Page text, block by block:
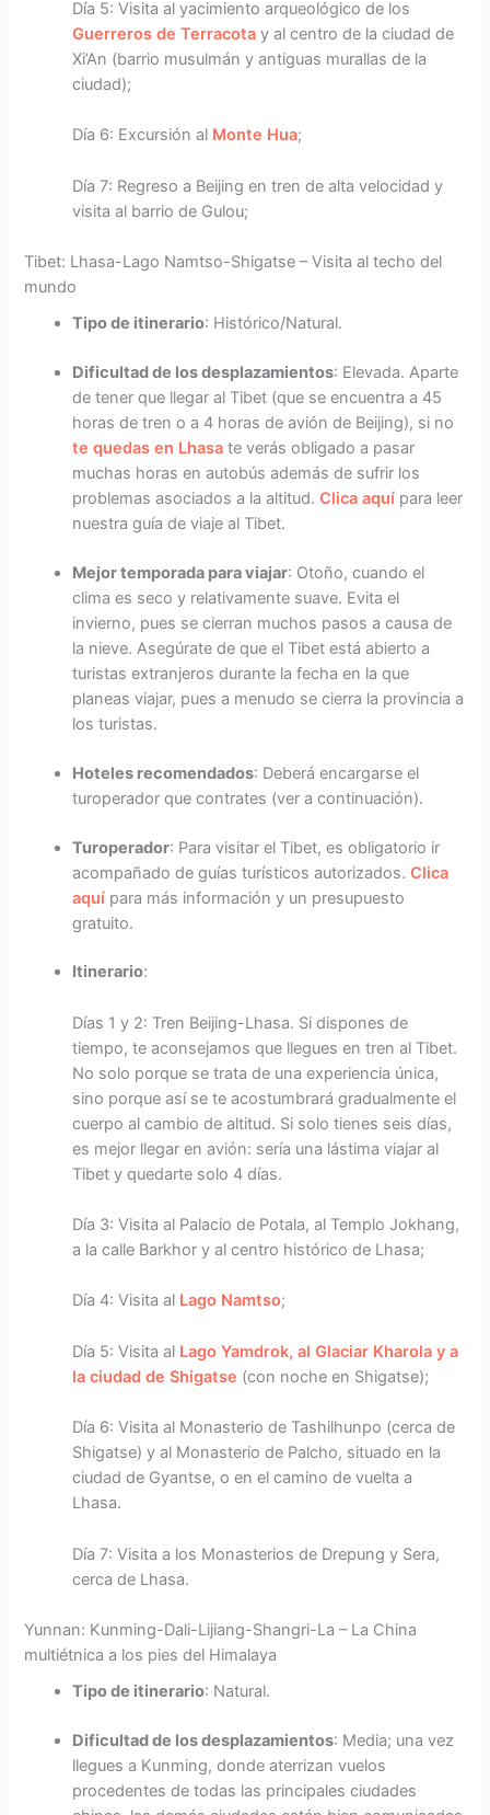
Día 5: Visita al yacimiento arqueológico de los
Guerreros de Terracota y al centro de la ciudad de
Xi’An (barrio musulmán y antiguas murallas de la
ciudad);
Día 6: Excursión al Monte Hua;
Día 7: Regreso a Beijing en tren de alta velocidad y
visita al barrio de Gulou;
Tibet: Lhasa-Lago Namtso-Shigatse – Visita al techo del
mundo
Tipo de itinerario: Histórico/Natural.
Dificultad de los desplazamientos: Elevada. Aparte
de tener que llegar al Tibet (que se encuentra a 45
horas de tren o a 4 horas de avión de Beijing), si no
te quedas en Lhasa te verás obligado a pasar
muchas horas en autobús además de sufrir los
problemas asociados a la altitud.Clica aquí para leer
nuestra guía de viaje al Tibet.
Mejor temporada para viajar: Otoño, cuando el
clima es seco y relativamente suave. Evita el
invierno, pues se cierran muchos pasos a causa de
la nieve. Asegúrate de que el Tibet está abierto a
turistas extranjeros durante la fecha en la que
planeas viajar, pues a menudo se cierra la provincia a
los turistas.
Hoteles recomendados: Deberá encargarse el
turoperador que contrates (ver a continuación).
Turoperador: Para visitar el Tibet, es obligatorio ir
acompañado de guías turísticos autorizados.Clica
aquí para más información y un presupuesto
gratuito.
Itinerario:
Días 1 y 2: Tren Beijing-Lhasa. Si dispones de
tiempo, te aconsejamos que llegues en tren al Tibet.
No solo porque se trata de una experiencia única,
sino porque así se te acostumbrará gradualmente el
cuerpo al cambio de altitud. Si solo tienes seis días,
es mejor llegar en avión: sería una lástima viajar al
Tibet y quedarte solo 4 días.
Día 3: Visita al Palacio de Potala, al Templo Jokhang,
a la calle Barkhor y al centro histórico de Lhasa;
Día 4: Visita al Lago Namtso;
Día 5: Visita al Lago Yamdrok, al Glaciar Kharola y a
la ciudad de Shigatse (con noche en Shigatse);
Día 6: Visita al Monasterio de Tashilhunpo (cerca de
Shigatse) y al Monasterio de Palcho, situado en la
ciudad de Gyantse, o en el camino de vuelta a
Lhasa.
Día 7: Visita a los Monasterios de Drepung y Sera,
cerca de Lhasa.
Yunnan: Kunming-Dali-Lijiang-Shangri-La – La China
multiétnica a los pies del Himalaya
Tipo de itinerario: Natural.
Dificultad de los desplazamientos: Media; una vez
llegues a Kunming, donde aterrizan vuelos
procedentes de todas las principales ciudades